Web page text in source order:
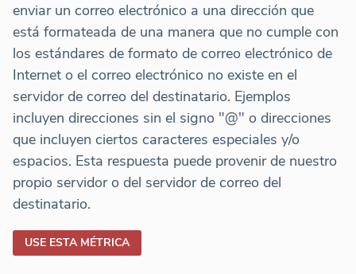
enviar un correo electrónico a una dirección que
está formateada de una manera que no cumple con
los estándares de formato de correo electrónico de
Internet o el correo electrónico no existe en el
servidor de correo del destinatario. Ejemplos
incluyen direcciones sin el signo "@" o direcciones
que incluyen ciertos caracteres especiales y/o
espacios. Esta respuesta puede provenir de nuestro
propio servidor o del servidor de correo del
destinatario.
USE ESTA MÉTRICA